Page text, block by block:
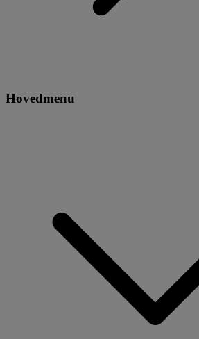
Hovedmenu